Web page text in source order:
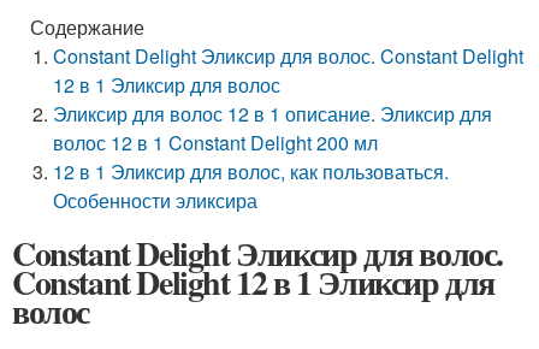
Содержание
Constant Delight Эликсир для волос. Constant Delight
12 в 1 Эликсир для волос
Эликсир для волос 12 в 1 описание. Эликсир для
волос 12 в 1 Constant Delight 200 мл
12 в 1 Эликсир для волос, как пользоваться.
Особенности эликсира
Constant Delight Эликсир для волос.
Constant Delight 12 в 1 Эликсир для
волос